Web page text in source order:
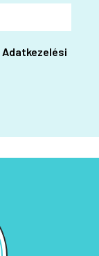
Adatkezelési